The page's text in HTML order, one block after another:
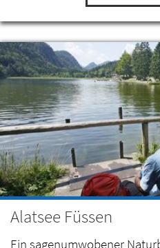
Alatsee Füssen
Ein sagenumwobener